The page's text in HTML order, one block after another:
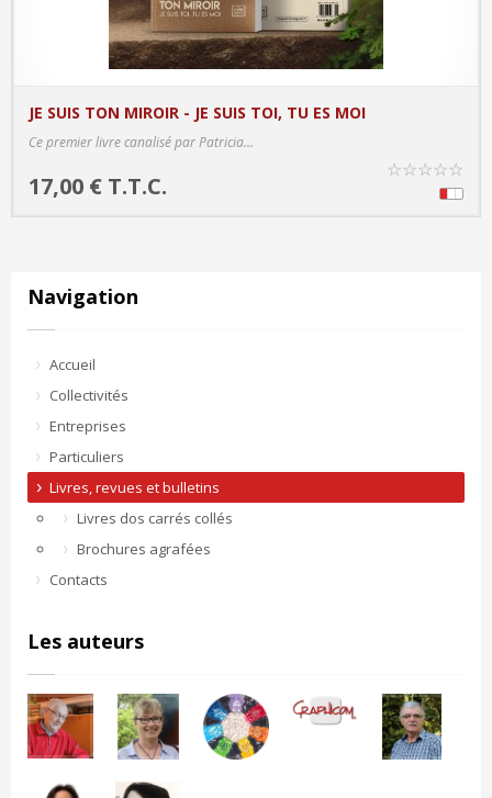
JE SUIS TON MIROIR - JE SUIS TOI, TU ES MOI
Ce premier livre canalisé par Patricia...
17,00 € T.T.C.
☆☆☆☆☆
Navigation
Accueil
Collectivités
Entreprises
Particuliers
Livres, revues et bulletins
Livres dos carrés collés
Brochures agrafées
Contacts
Les auteurs